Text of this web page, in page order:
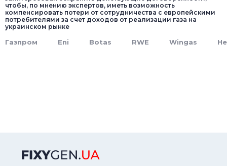
чтобы, по мнению экспертов, иметь возможность
компенсировать потери от сотрудничества с европейскими
потребителями за счет доходов от реализации газа на
украинском рынке
Газпром Eni Botas RWE Wingas